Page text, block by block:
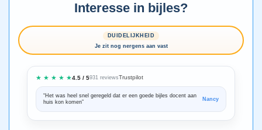
Interesse in bijles?
DUIDELIJKHEID
Je zit nog nergens aan vast
★ ★ ★ ★ ★4.5 / 5931 reviewsTrustpilot
“Het was heel snel geregeld dat er een goede bijles docent aan
huis kon komen”
Nancy